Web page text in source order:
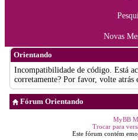
Novas
Orientando
Incompatibilidade de código. Está
corretamente? Por favor, volte atrás
Fórum Orientando
MyBB
Trocar para
Este fórum contém